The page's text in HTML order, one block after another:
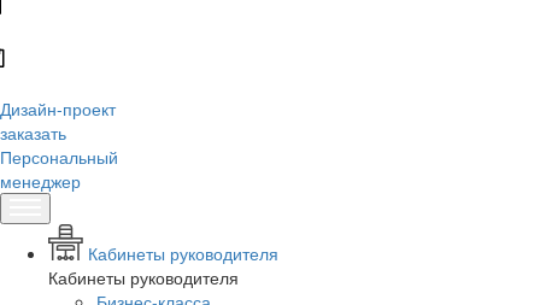
Дизайн-проект
заказать
Персональный
менеджер
Кабинеты руководителя
Кабинеты руководителя